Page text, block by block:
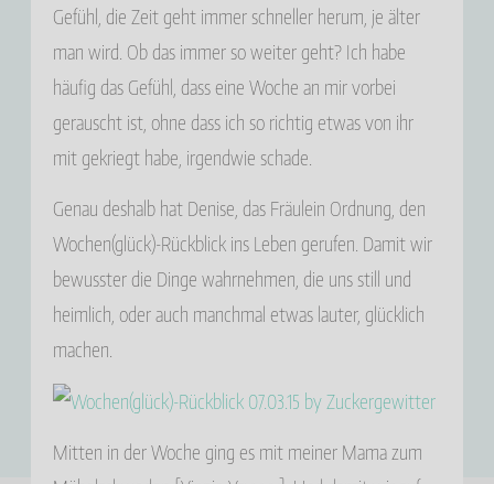
Gefühl, die Zeit geht immer schneller herum, je älter
man wird. Ob das immer so weiter geht? Ich habe
häufig das Gefühl, dass eine Woche an mir vorbei
gerauscht ist, ohne dass ich so richtig etwas von ihr
mit gekriegt habe, irgendwie schade.
Genau deshalb hat Denise, das Fräulein Ordnung, den
Wochen(glück)-Rückblick ins Leben gerufen. Damit wir
bewusster die Dinge wahrnehmen, die uns still und
heimlich, oder auch manchmal etwas lauter, glücklich
machen.
Mitten in der Woche ging es mit meiner Mama zum